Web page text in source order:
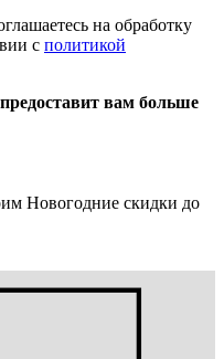
на обработку
с политикой
вам больше
Новогодние скидки до